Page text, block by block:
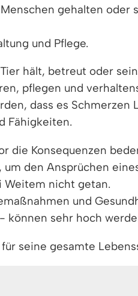
gehalten oder
und Pflege.
hält, betreut oder
pflegen und
dass es
Fähigkeiten.
die Konsequenzen
den Ansprüchen
Weitem nicht getan.
und
können sehr hoch
seine gesamte